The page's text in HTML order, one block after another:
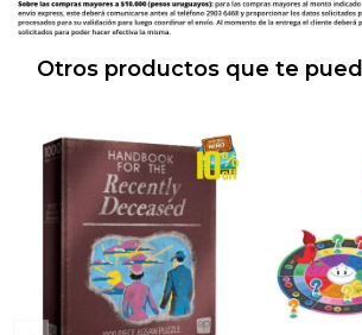
Otros productos que te